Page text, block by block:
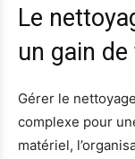
Le
un gain
Gérer le
complexe pour
matériel,